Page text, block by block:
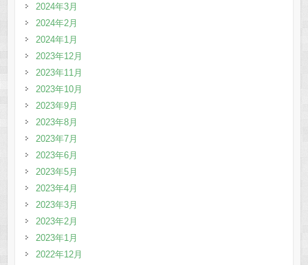
2024年3月
2024年2月
2024年1月
2023年12月
2023年11月
2023年10月
2023年9月
2023年8月
2023年7月
2023年6月
2023年5月
2023年4月
2023年3月
2023年2月
2023年1月
2022年12月